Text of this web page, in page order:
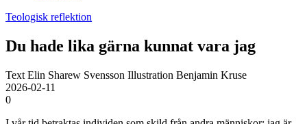
Teologisk reflektion
Du hade lika gärna kunnat vara jag
Text Elin Sharew Svensson Illustration Benjamin Kruse
2026-02-11
0